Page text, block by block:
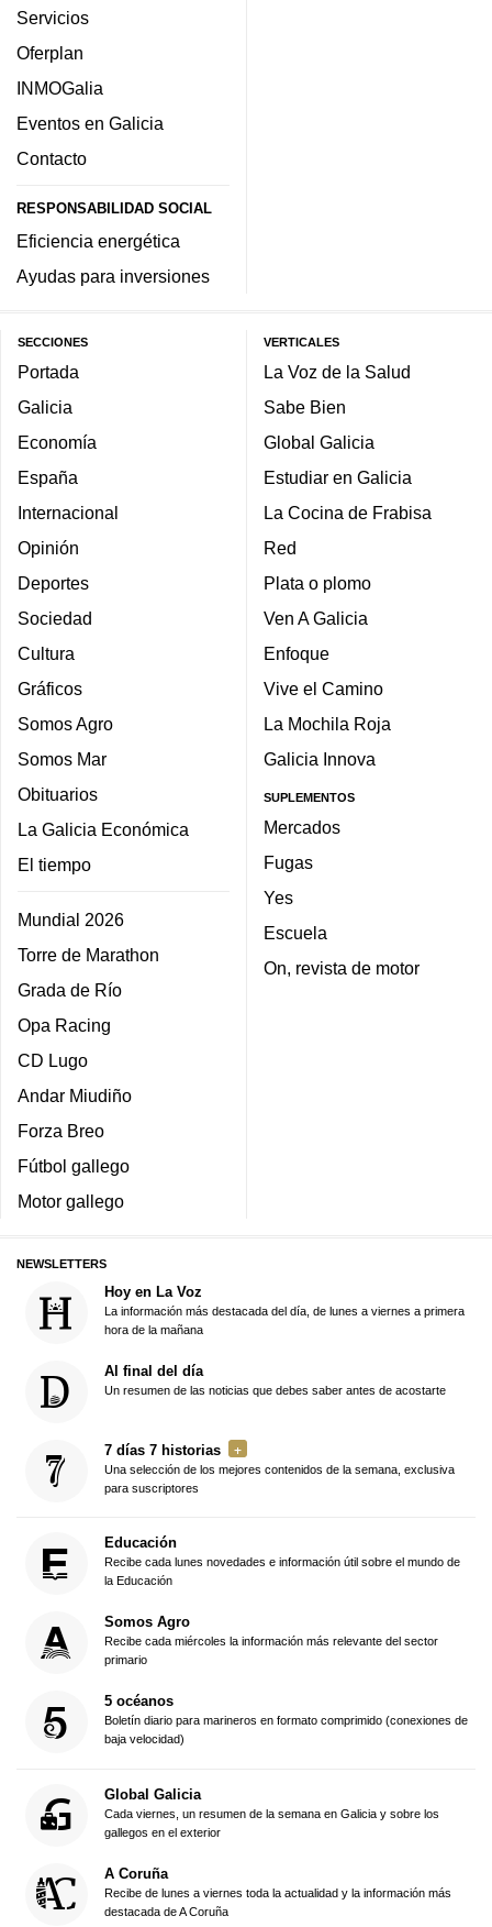
Servicios
Oferplan
INMOGalia
Eventos en Galicia
Contacto
RESPONSABILIDAD SOCIAL
Eficiencia energética
Ayudas para inversiones
SECCIONES
Portada
Galicia
Economía
España
Internacional
Opinión
Deportes
Sociedad
Cultura
Gráficos
Somos Agro
Somos Mar
Obituarios
La Galicia Económica
El tiempo
Mundial 2026
Torre de Marathon
Grada de Río
Opa Racing
CD Lugo
Andar Miudiño
Forza Breo
Fútbol gallego
Motor gallego
VERTICALES
La Voz de la Salud
Sabe Bien
Global Galicia
Estudiar en Galicia
La Cocina de Frabisa
Red
Plata o plomo
Ven A Galicia
Enfoque
Vive el Camino
La Mochila Roja
Galicia Innova
SUPLEMENTOS
Mercados
Fugas
Yes
Escuela
On, revista de motor
NEWSLETTERS
Hoy en La Voz
La información más destacada del día, de lunes a viernes a primera
hora de la mañana
Al final del día
Un resumen de las noticias que debes saber antes de acostarte
7 días 7 historias
Una selección de los mejores contenidos de la semana, exclusiva
para suscriptores
Educación
Recibe cada lunes novedades e información útil sobre el mundo de
la Educación
Somos Agro
Recibe cada miércoles la información más relevante del sector
primario
5 océanos
Boletín diario para marineros en formato comprimido (conexiones de
baja velocidad)
Global Galicia
Cada viernes, un resumen de la semana en Galicia y sobre los
gallegos en el exterior
A Coruña
Recibe de lunes a viernes toda la actualidad y la información más
destacada de A Coruña